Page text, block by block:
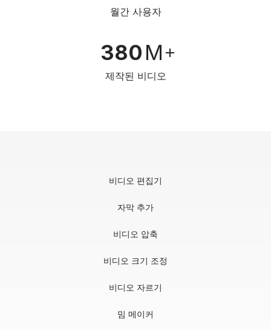
월간 사용자
380M
제작된 비디오
비디오 편집기
자막 추가
비디오 압축
비디오 크기 조정
비디오 자르기
밈 메이커